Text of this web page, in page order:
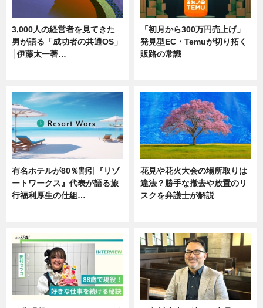
3,000人の経営者を見てきた
男が語る「成功者の共通OS」
│伊藤太一著…
「初月から300万円売上げ」
発見型EC・Temuが切り拓く
販路の常識
有名ホテルが80％割引『リゾ
ートワークス』代表が語る旅
行福利厚生の仕組…
花見や花火大会の場所取りは
違法？勝手な撤去や放置のリ
スクを弁護士が解説